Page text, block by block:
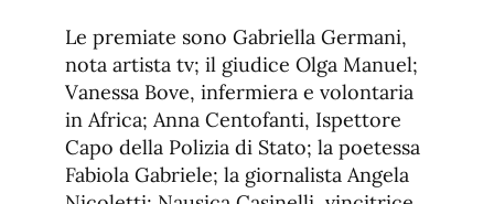
Le premiate sono Gabriella Germani,
nota artista tv; il giudice Olga Manuel;
Vanessa Bove, infermiera e volontaria
in Africa; Anna Centofanti, Ispettore
Capo della Polizia di Stato; la poetessa
Fabiola Gabriele; la giornalista Angela